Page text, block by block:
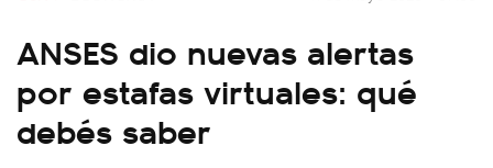
ANSES dio nuevas alertas
por estafas virtuales: qué
debés saber